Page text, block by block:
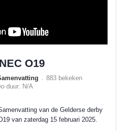
O19
883 bekeken
duur: N/A
van de Gelderse derby
van zaterdag 15 februari 2025.